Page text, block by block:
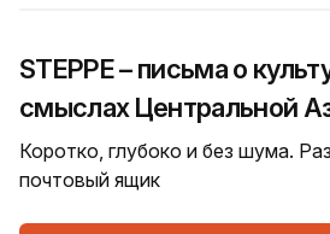
STEPPE – письма о
смыслах Центральной
Коротко, глубоко и без шума.
почтовый ящик